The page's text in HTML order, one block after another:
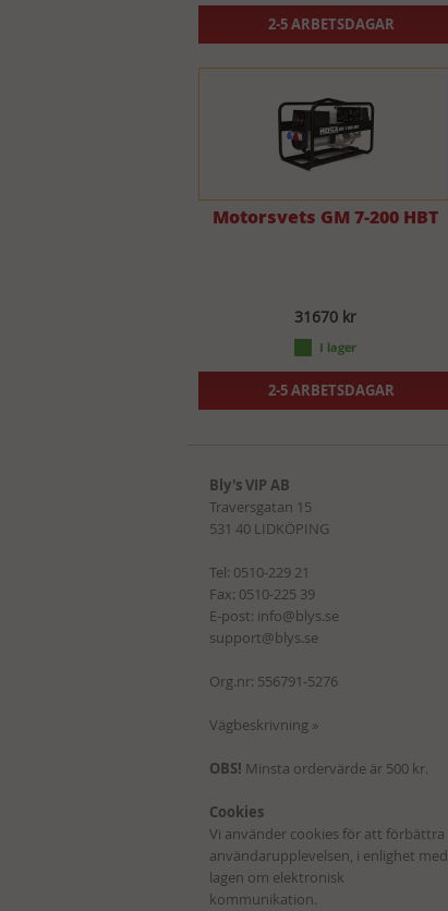
2-5 ARBETSDAGAR
Motorsvets GM 7-200 HBT
31670 kr
2-5 ARBETSDAGAR
Bly's VIP AB
Traversgatan 15
531 40 LIDKÖPING
Tel: 0510-229 21
Fax: 0510-225 39
E-post: info@blys.se
support@blys.se
Org.nr: 556791-5276
Vägbeskrivning »
OBS! Minsta ordervärde är 500 kr.
Cookies
Vi använder cookies för att förbättra
användarupplevelsen, i enlighet med
lagen om elektronisk
kommunikation.